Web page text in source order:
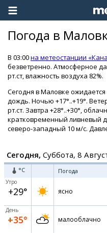
Погода в
В 03:00на метеостанции
безветренно. Атмосферное
рт.ст, влажность воздуха 82%.
Сегодня в Маловке
дождь. Ночью +17°..+19°.
рт.ст. Завтра +28°..+30°,
кратковременный ливневый
северо-западный 10 м/с.
Сегодня, Суббота, 8
°C Погода
Утро
+29° ясно
День
+35° малооблачно